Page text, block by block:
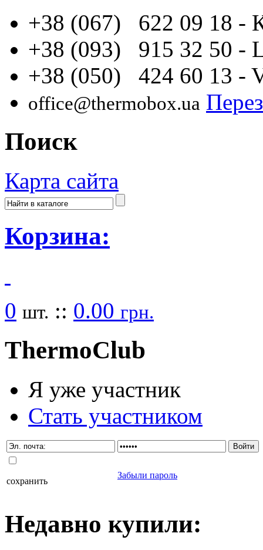
+38 (067) 622 09 18 -
+38 (093) 915 32 50 -
+38 (050) 424 60 13 -
office@thermobox.ua
Поиск
Карта сайта
Корзина:
0 шт. :: 0.00 грн.
ThermoClub
Я уже участник
Стать участником
сохранить
Забыли пароль
Недавно купили: